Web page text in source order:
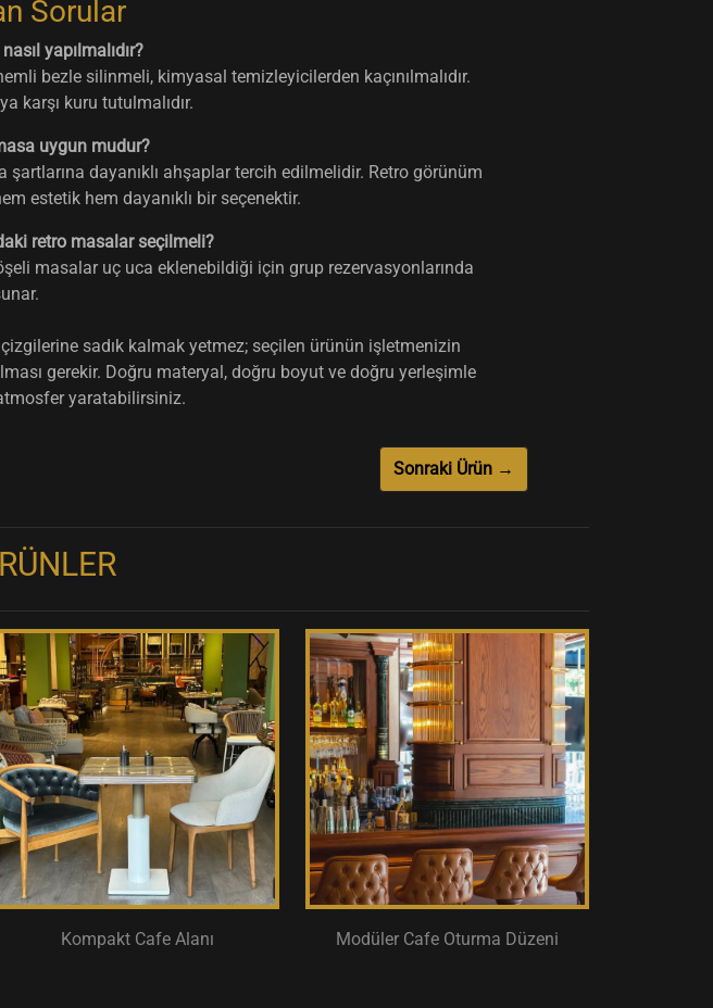
Sorular
yapılmalıdır?
bezle silinmeli, kimyasal temizleyicilerden kaçınılmalıdır.
karşı kuru tutulmalıdır.
uygun mudur?
dayanıklı ahşaplar tercih edilmelidir. Retro görünüm
estetik hem dayanıklı bir seçenektir.
retro masalar seçilmeli?
masalar uç uca eklenebildiği için grup rezervasyonlarında
sadık kalmak yetmez; seçilen ürünün işletmenizin
gerekir. Doğru materyal, doğru boyut ve doğru yerleşimle
yaratabilirsiniz.
Sonraki Ürün →
Kompakt Cafe Alanı Modüler Cafe Oturma Düzeni